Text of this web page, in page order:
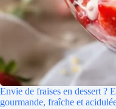
Envie de fraises en dessert ?
gourmande, fraîche et